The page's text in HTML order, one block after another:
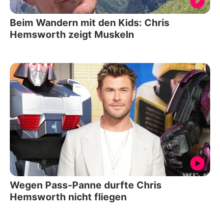
Beim Wandern mit den Kids: Chris
Hemsworth zeigt Muskeln
Wegen Pass-Panne durfte Chris
Hemsworth nicht fliegen